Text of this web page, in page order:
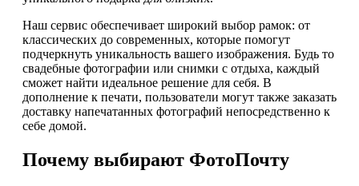
Наш сервис обеспечивает широкий выбор рамок: от
классических до современных, которые помогут
подчеркнуть уникальность вашего изображения. Будь то
свадебные фотографии или снимки с отдыха, каждый
сможет найти идеальное решение для себя. В
дополнение к печати, пользователи могут также заказать
доставку напечатанных фотографий непосредственно к
себе домой.
Почему выбирают ФотоПочту